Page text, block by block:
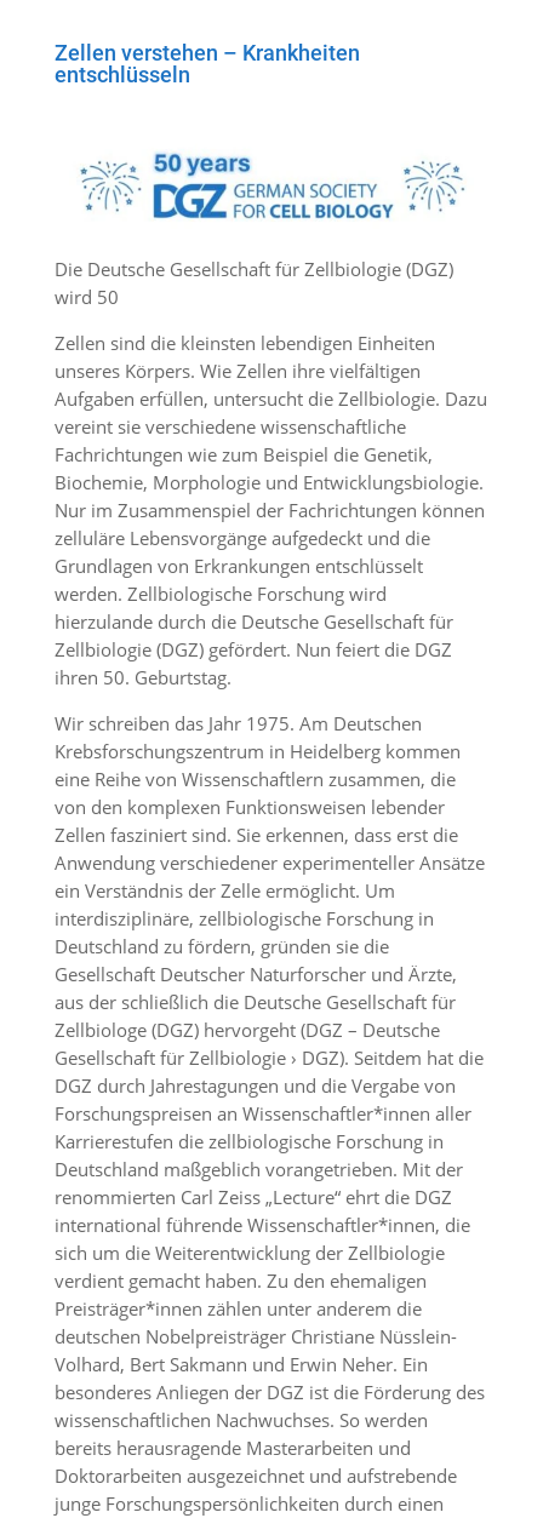
Zellen verstehen – Krankheiten
entschlüsseln
Die Deutsche Gesellschaft für Zellbiologie (DGZ)
wird 50
Zellen sind die kleinsten lebendigen Einheiten
unseres Körpers. Wie Zellen ihre vielfältigen
Aufgaben erfüllen, untersucht die Zellbiologie. Dazu
vereint sie verschiedene wissenschaftliche
Fachrichtungen wie zum Beispiel die Genetik,
Biochemie, Morphologie und Entwicklungsbiologie.
Nur im Zusammenspiel der Fachrichtungen können
zelluläre Lebensvorgänge aufgedeckt und die
Grundlagen von Erkrankungen entschlüsselt
werden. Zellbiologische Forschung wird
hierzulande durch die Deutsche Gesellschaft für
Zellbiologie (DGZ) gefördert. Nun feiert die DGZ
ihren 50. Geburtstag.
Wir schreiben das Jahr 1975. Am Deutschen
Krebsforschungszentrum in Heidelberg kommen
eine Reihe von Wissenschaftlern zusammen, die
von den komplexen Funktionsweisen lebender
Zellen fasziniert sind. Sie erkennen, dass erst die
Anwendung verschiedener experimenteller Ansätze
ein Verständnis der Zelle ermöglicht. Um
interdisziplinäre, zellbiologische Forschung in
Deutschland zu fördern, gründen sie die
Gesellschaft Deutscher Naturforscher und Ärzte,
aus der schließlich die Deutsche Gesellschaft für
Zellbiologe (DGZ) hervorgeht (DGZ – Deutsche
Gesellschaft für Zellbiologie › DGZ). Seitdem hat die
DGZ durch Jahrestagungen und die Vergabe von
Forschungspreisen an Wissenschaftler*innen aller
Karrierestufen die zellbiologische Forschung in
Deutschland maßgeblich vorangetrieben. Mit der
renommierten Carl Zeiss „Lecture“ ehrt die DGZ
international führende Wissenschaftler*innen, die
sich um die Weiterentwicklung der Zellbiologie
verdient gemacht haben. Zu den ehemaligen
Preisträger*innen zählen unter anderem die
deutschen Nobelpreisträger Christiane Nüsslein-
Volhard, Bert Sakmann und Erwin Neher. Ein
besonderes Anliegen der DGZ ist die Förderung des
wissenschaftlichen Nachwuchses. So werden
bereits herausragende Masterarbeiten und
Doktorarbeiten ausgezeichnet und aufstrebende
junge Forschungspersönlichkeiten durch einen